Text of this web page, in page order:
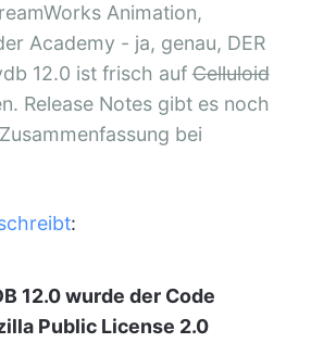
Animation,
Academy - ja, genau, DER
12.0 ist frisch aufCelluloid
Release Notes gibt es noch
bei
:
12.0 wurde der Code
Public License 2.0